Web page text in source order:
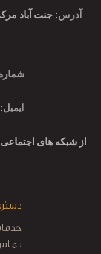
آدرس: جنت آباد
ایمیل:
از شبکه های اجتماعی
سئو: